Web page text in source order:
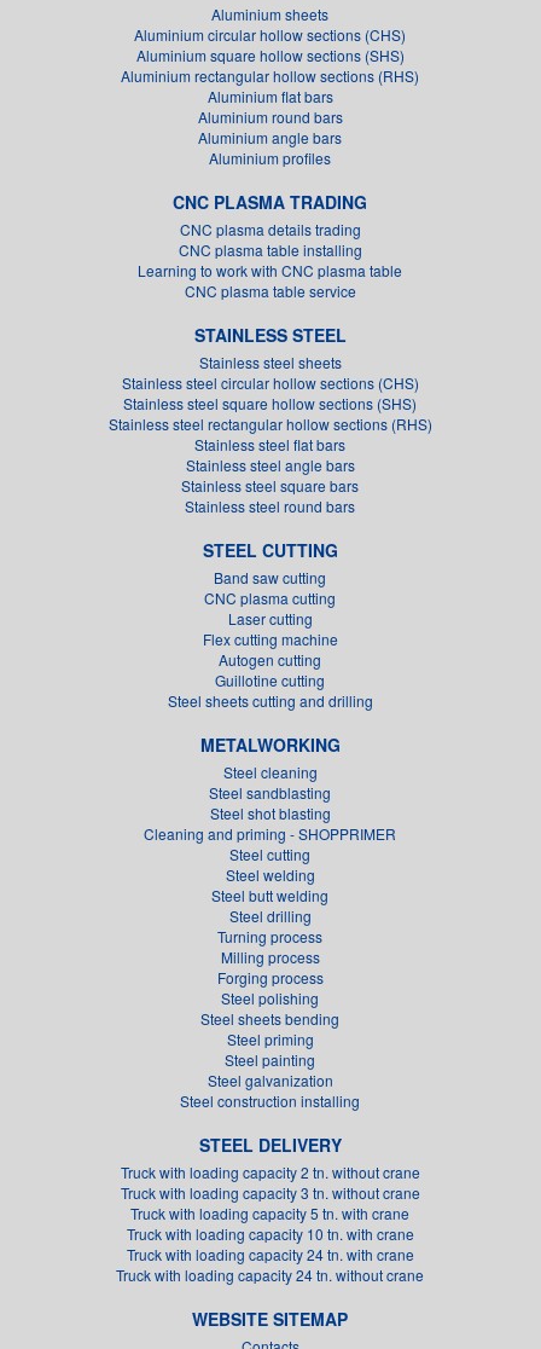
Aluminium sheets
Aluminium circular hollow sections (CHS)
Aluminium square hollow sections (SHS)
Aluminium rectangular hollow sections (RHS)
Aluminium flat bars
Aluminium round bars
Aluminium angle bars
Aluminium profiles
CNC PLASMA TRADING
CNC plasma details trading
CNC plasma table installing
Learning to work with CNC plasma table
CNC plasma table service
STAINLESS STEEL
Stainless steel sheets
Stainless steel circular hollow sections (CHS)
Stainless steel square hollow sections (SHS)
Stainless steel rectangular hollow sections (RHS)
Stainless steel flat bars
Stainless steel angle bars
Stainless steel square bars
Stainless steel round bars
STEEL CUTTING
Band saw cutting
CNC plasma cutting
Laser cutting
Flex cutting machine
Autogen cutting
Guillotine cutting
Steel sheets cutting and drilling
METALWORKING
Steel cleaning
Steel sandblasting
Steel shot blasting
Cleaning and priming - SHOPPRIMER
Steel cutting
Steel welding
Steel butt welding
Steel drilling
Turning process
Milling process
Forging process
Steel polishing
Steel sheets bending
Steel priming
Steel painting
Steel galvanization
Steel construction installing
STEEL DELIVERY
Truck with loading capacity 2 tn. without crane
Truck with loading capacity 3 tn. without crane
Truck with loading capacity 5 tn. with crane
Truck with loading capacity 10 tn. with crane
Truck with loading capacity 24 tn. with crane
Truck with loading capacity 24 tn. without crane
WEBSITE SITEMAP